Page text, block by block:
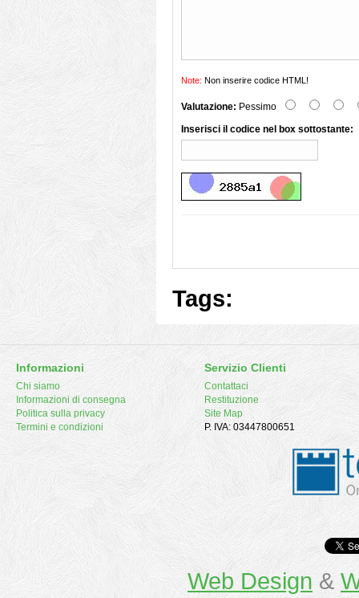
Note: Non inserire codice HTML!
Valutazione: Pessimo
Inserisci il codice nel box sottostante:
Tags:
Informazioni
Chi siamo
Informazioni di consegna
Politica sulla privacy
Termini e condizioni
Servizio Clienti
Contattaci
Restituzione
Site Map
P. IVA: 03447800651
Web Design &